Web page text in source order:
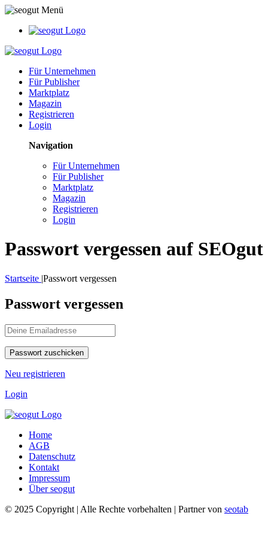
Für Unternehmen
Für Publisher
Marktplatz
Magazin
Registrieren
Login
Navigation
Für Unternehmen
Für Publisher
Marktplatz
Magazin
Registrieren
Login
Passwort vergessen auf SEOgut
Startseite |Passwort vergessen
Passwort vergessen
Neu registrieren
Login
Home
AGB
Datenschutz
Kontakt
Impressum
Über seogut
© 2025 Copyright | Alle Rechte vorbehalten | Partner von seotab